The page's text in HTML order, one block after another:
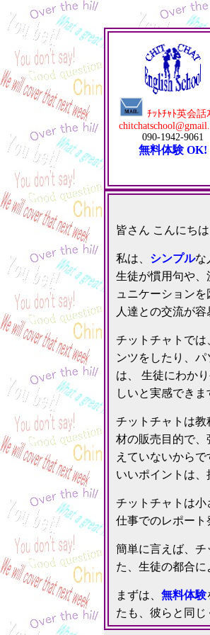
ﾁｯﾄﾁｬﾄ英会話
090-1942-9061
無料体験 OK!
皆さん こんにち
私は、 シンプルな
生徒が慣用句や
ュニケーション
人達との交流が容
チットチャトで
ンツをしたり、
は、 生徒にわか
しいと実感できま
チットチャトは
材の販売目的で
えていないからで
いいポイントは、
チットチャトは
仕事でのレポート
簡単に言えば、
た、生徒の都合に
まずは、 無料体験
たも、彼らと同